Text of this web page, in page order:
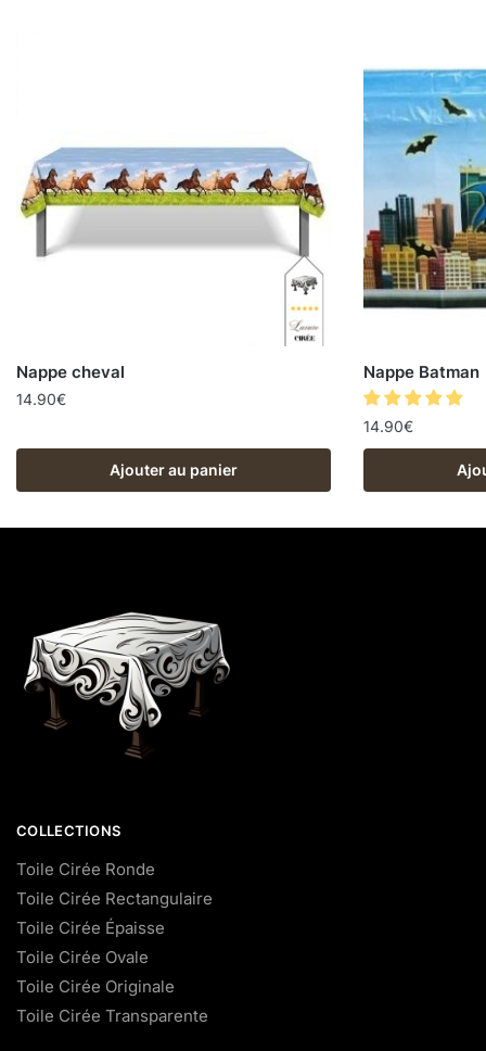
Nappe cheval
14.90€
Ajouter au panier
Nappe Batman
14.90€
COLLECTIONS
Toile Cirée Ronde
Toile Cirée Rectangulaire
Toile Cirée Épaisse
Toile Cirée Ovale
Toile Cirée Originale
Toile Cirée Transparente